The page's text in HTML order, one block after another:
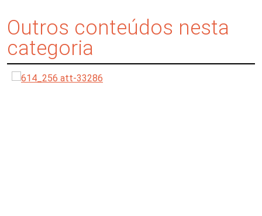
Outros conteúdos nesta
categoria